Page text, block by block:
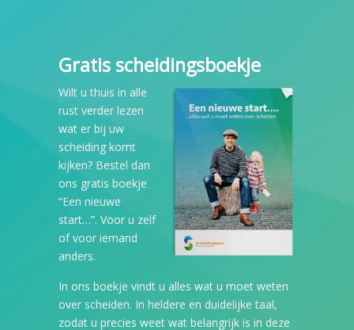
Gratis scheidingsboekje
Wilt u thuis in alle
rust verder lezen
wat er bij uw
scheiding komt
kijken? Bestel dan
ons gratis boekje
“Een nieuwe
start…”. Voor u zelf
of voor iemand
anders.
In ons boekje vindt u alles wat u moet weten
over scheiden. In heldere en duidelijke taal,
zodat u precies weet wat belangrijk is in deze